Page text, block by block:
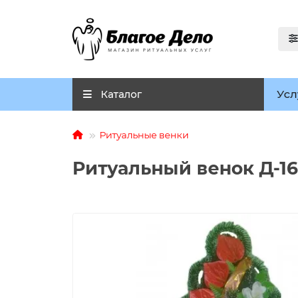
Каталог
Ритуальные венки
Ритуальный венок Д-16